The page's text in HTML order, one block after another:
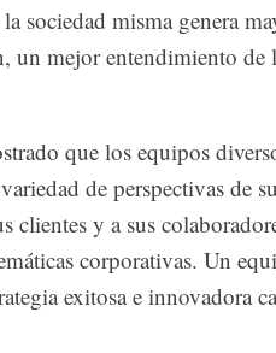
sociedad misma genera
un mejor entendimiento de
que los equipos
de perspectivas de
clientes y a sus
corporativas. Un
exitosa e innovadora